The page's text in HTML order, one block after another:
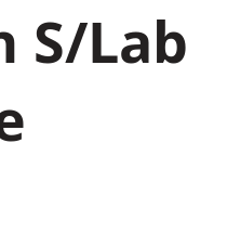
S/Lab